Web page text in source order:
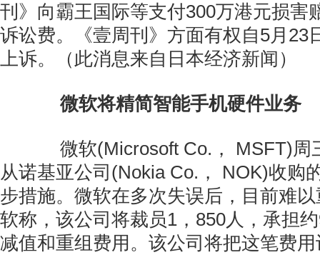
刊》向霸王国际等支付300万港元损害
诉讼费。《壹周刊》方面有权自5月23
上诉。（此消息来自日本经济新闻）
微软将精简智能手机硬件业务
微软(Microsoft Co.， MSFT)周
从诺基亚公司(Nokia Co.， NOK)收购
步措施。微软在多次失误后，目前难
软称，该公司将裁员1，850人，承担
减值和重组费用。该公司将把这笔费